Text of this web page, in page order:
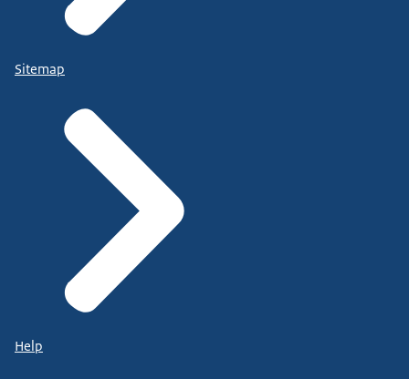
Sitemap
Help